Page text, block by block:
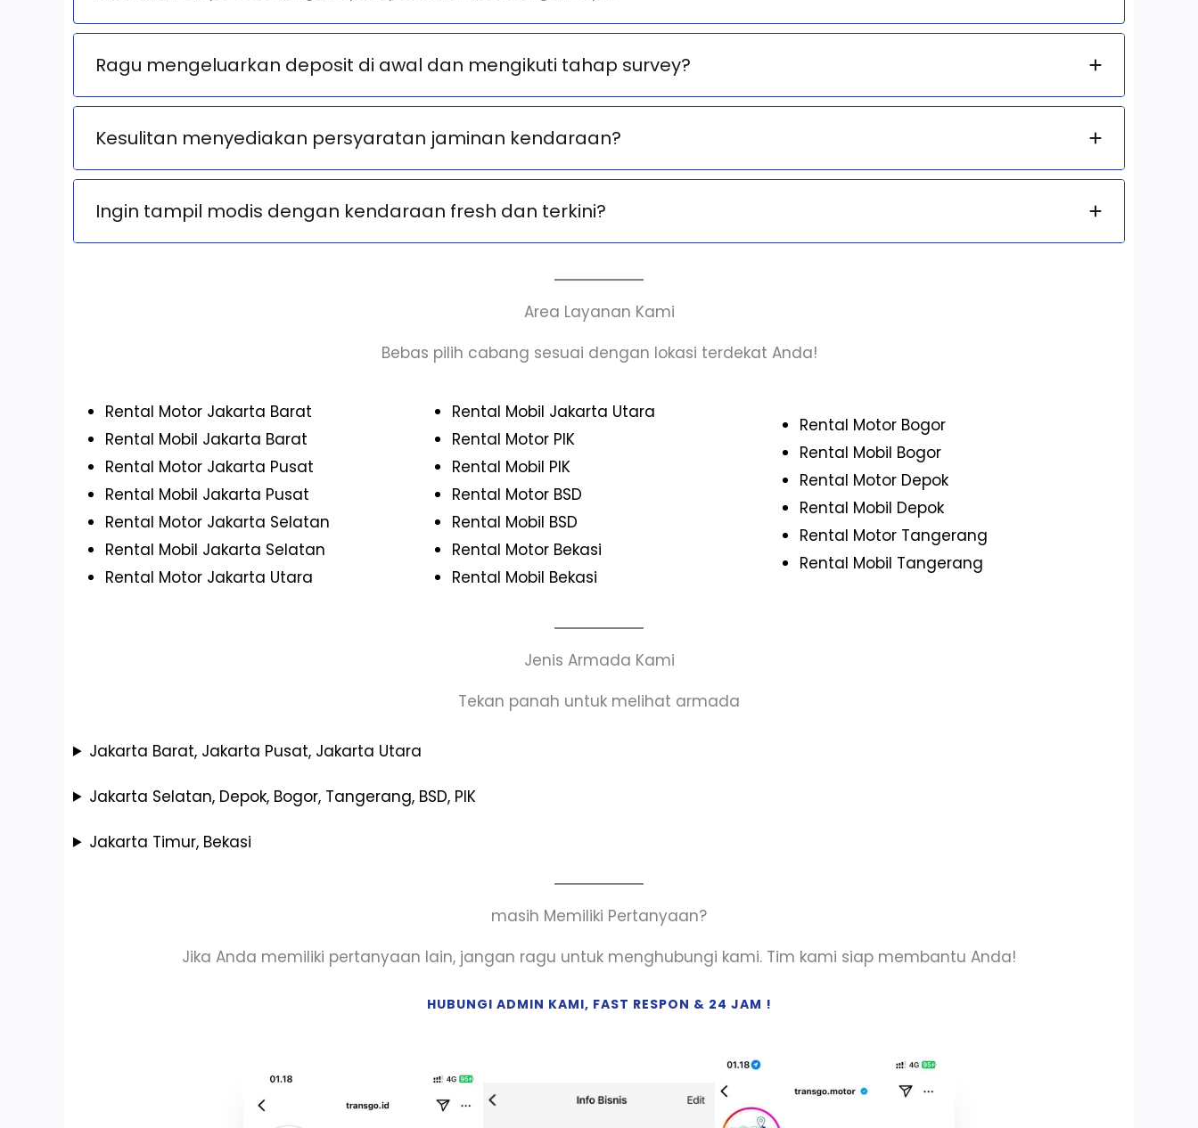
Ragu mengeluarkan deposit di awal dan mengikuti tahap survey?
Kesulitan menyediakan persyaratan jaminan kendaraan?
Ingin tampil modis dengan kendaraan fresh dan terkini?
Area Layanan Kami
Bebas pilih cabang sesuai dengan lokasi terdekat Anda!
Rental Motor Jakarta Barat
Rental Mobil Jakarta Barat
Rental Motor Jakarta Pusat
Rental Mobil Jakarta Pusat
Rental Motor Jakarta Selatan
Rental Mobil Jakarta Selatan
Rental Motor Jakarta Utara
Rental Mobil Jakarta Utara
Rental Motor PIK
Rental Mobil PIK
Rental Motor BSD
Rental Mobil BSD
Rental Motor Bekasi
Rental Mobil Bekasi
Rental Motor Bogor
Rental Mobil Bogor
Rental Motor Depok
Rental Mobil Depok
Rental Motor Tangerang
Rental Mobil Tangerang
Jenis Armada Kami
Tekan panah untuk melihat armada
Jakarta Barat, Jakarta Pusat, Jakarta Utara
Jakarta Selatan, Depok, Bogor, Tangerang, BSD, PIK
Jakarta Timur, Bekasi
masih Memiliki Pertanyaan?
Jika Anda memiliki pertanyaan lain, jangan ragu untuk menghubungi kami. Tim kami siap membantu Anda!
HUBUNGI ADMIN KAMI, FAST RESPON & 24 JAM !